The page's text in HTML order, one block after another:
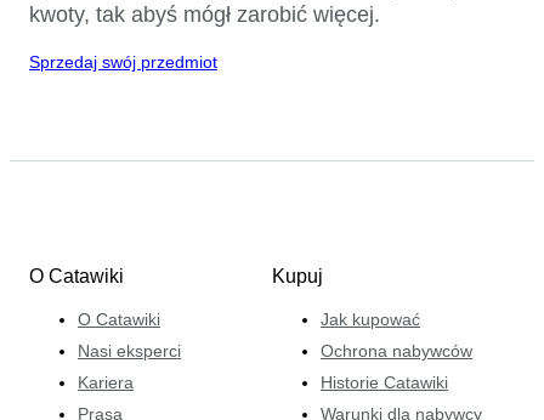
kwoty, tak abyś mógł zarobić więcej.
Sprzedaj swój przedmiot
O Catawiki
O Catawiki
Nasi eksperci
Kariera
Prasa
Kupuj
Jak kupować
Ochrona nabywców
Historie Catawiki
Warunki dla nabywcy